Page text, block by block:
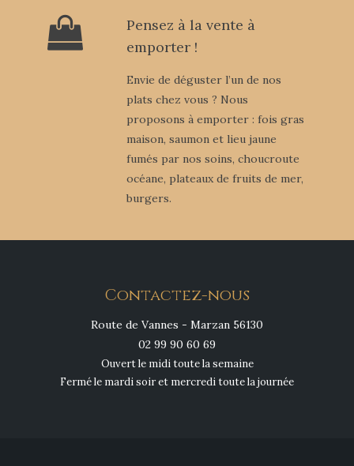
Pensez à la vente à
emporter !
Envie de déguster l’un de nos
plats chez vous ? Nous
proposons à emporter : fois gras
maison, saumon et lieu jaune
fumés par nos soins, choucroute
océane, plateaux de fruits de mer,
burgers.
Contactez-nous
Route de Vannes - Marzan 56130
02 99 90 60 69
Ouvert le midi toute la semaine
Fermé le mardi soir et mercredi toute la journée